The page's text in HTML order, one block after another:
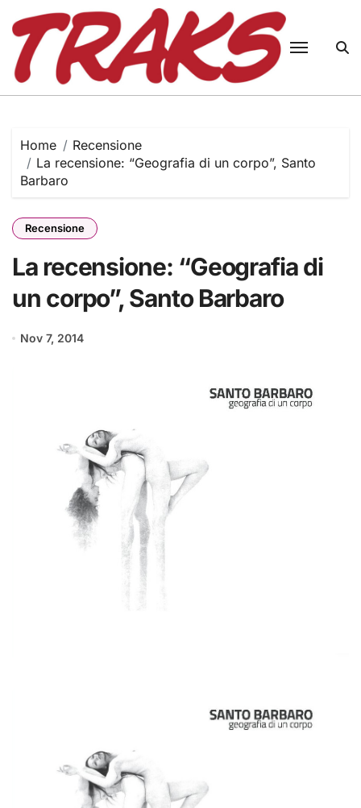
content
Home
Recensione
La recensione: “Geografia di un corpo”, Santo
Barbaro
Recensione
La recensione: “Geografia di
un corpo”, Santo Barbaro
Nov 7, 2014